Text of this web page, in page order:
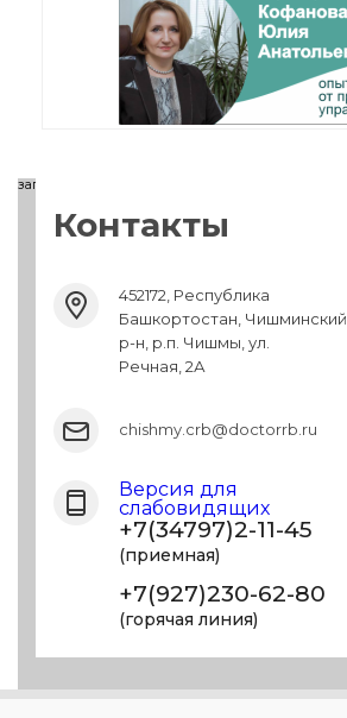
загрузка карты...
Контакты
452172, Республика
Башкортостан, Чишминский
р-н, р.п. Чишмы, ул.
Речная, 2А
chishmy.crb@doctorrb.ru
Версия для
слабовидящих
+7(34797)2-11-45
(приемная)
+7(927)230-62-80
(горячая линия)